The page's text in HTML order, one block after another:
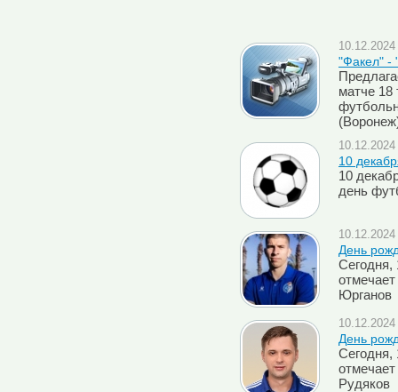
"Факел" -
матче 18
10
10
день
День
Сегодня,
Юрганов
День
Сегодня,
Рудяков